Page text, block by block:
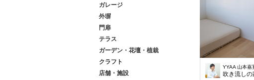
ガレージ
外塀
門扉
テラス
ガーデン・花壇・植栽
クラフト
店舗・施設
YYAA 山本嘉
吹き流しの